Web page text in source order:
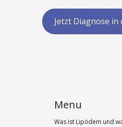
Jetzt Diagnose
Menu
Was ist Lipödem und